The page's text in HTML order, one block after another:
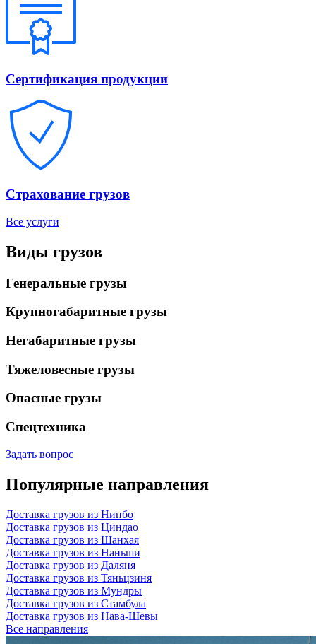
Сертификация продукции
Страхование грузов
Все услуги
Виды грузов
Генеральные грузы
Крупногабаритные грузы
Негабаритные грузы
Тяжеловесные грузы
Опасные грузы
Спецтехника
Задать вопрос
Популярные направления
Доставка грузов из Нинбо
Доставка грузов из Циндао
Доставка грузов из Шанхая
Доставка грузов из Наньши
Доставка грузов из Даляня
Доставка грузов из Тяньцзиня
Доставка грузов из Мундры
Доставка грузов из Стамбула
Доставка грузов из Нава-Шевы
Все направления